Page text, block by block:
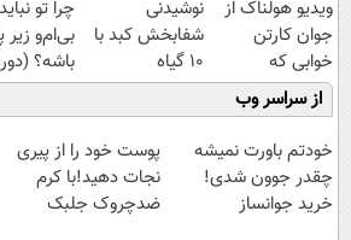
ویدیو هولناک از
جوان کارتن
خوابی که
میلیاردر شد.
آموزش رایگان
نوشیدنی
شفابخش کبد با
10 گیاه
موثر(تخفیف تا
امشب)
چرا تو
بی‌ام‌و زیر
باشه؟
رایگان
میلیاردی)
از سراسر وب
خودتم باورت نمیشه
چقدر جوون شدی!
خرید جوانساز
پوست خود را از پیری
نجات دهید!با کرم
ضدچروک جلبک